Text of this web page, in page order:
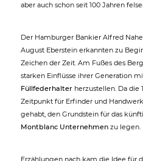
aber auch schon seit 100 Jahren
Der Hamburger Bankier Alfred
August Eberstein erkannten zu
Zeichen der Zeit. Am Fußes des
starken Einflüsse ihrer Generation
Füllfederhalter herzustellen. Da die
Zeitpunkt für Erfinder und
gehabt, den Grundstein für das
Montblanc Unternehmen zu legen.